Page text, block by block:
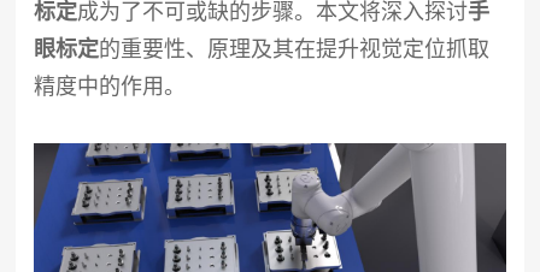
标定成为了不可或缺的步骤。本文将深入探讨手
眼标定的重要性、原理及其在提升视觉定位抓取
精度中的作用。